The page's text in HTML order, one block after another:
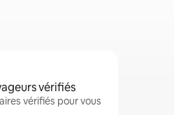
vérifiés
vérifiés pour vous